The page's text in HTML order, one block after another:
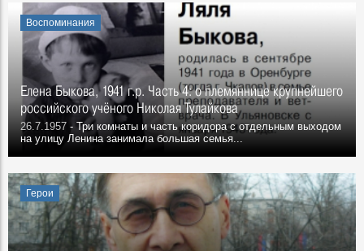
Воспоминания
Елена Быкова, 1941 г.р. Часть 4: о племяннице крупнейшего
российского учёного Николая Тулайкова
26.7.1957 - Три комнаты и часть коридора с отдельным выходом
на улицу Ленина занимала большая семья...
Герои